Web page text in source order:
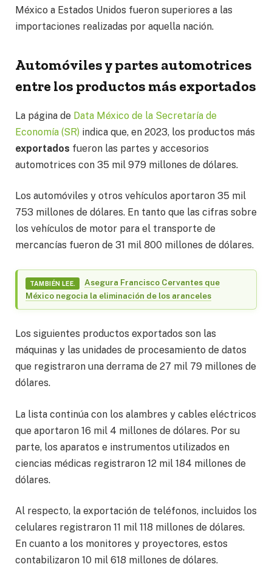
México a Estados Unidos fueron superiores a las
importaciones realizadas por aquella nación.
Automóviles y partes automotrices
entre los productos más exportados
La página de Data México de la Secretaría de
Economía (SR) indica que, en 2023, los productos más
exportados fueron las partes y accesorios
automotrices con 35 mil 979 millones de dólares.
Los automóviles y otros vehículos aportaron 35 mil
753 millones de dólares. En tanto que las cifras sobre
los vehículos de motor para el transporte de
mercancías fueron de 31 mil 800 millones de dólares.
TAMBIÉN LEE.
Asegura Francisco Cervantes que
México negocia la eliminación de los aranceles
Los siguientes productos exportados son las
máquinas y las unidades de procesamiento de datos
que registraron una derrama de 27 mil 79 millones de
dólares.
La lista continúa con los alambres y cables eléctricos
que aportaron 16 mil 4 millones de dólares. Por su
parte, los aparatos e instrumentos utilizados en
ciencias médicas registraron 12 mil 184 millones de
dólares.
Al respecto, la exportación de teléfonos, incluidos los
celulares registraron 11 mil 118 millones de dólares.
En cuanto a los monitores y proyectores, estos
contabilizaron 10 mil 618 millones de dólares.